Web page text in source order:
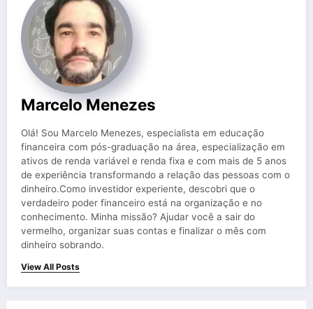
Marcelo Menezes
Olá! Sou Marcelo Menezes, especialista em educação
financeira com pós-graduação na área, especialização em
ativos de renda variável e renda fixa e com mais de 5 anos
de experiência transformando a relação das pessoas com o
dinheiro.Como investidor experiente, descobri que o
verdadeiro poder financeiro está na organização e no
conhecimento. Minha missão? Ajudar você a sair do
vermelho, organizar suas contas e finalizar o mês com
dinheiro sobrando.
View All Posts